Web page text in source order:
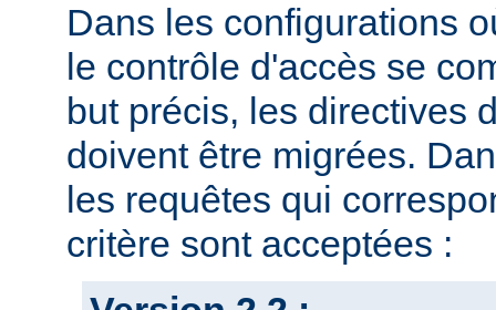
Dans les configurations
le contrôle d'accès se
but précis, les directives
doivent être migrées.
les requêtes qui
critère sont acceptées :